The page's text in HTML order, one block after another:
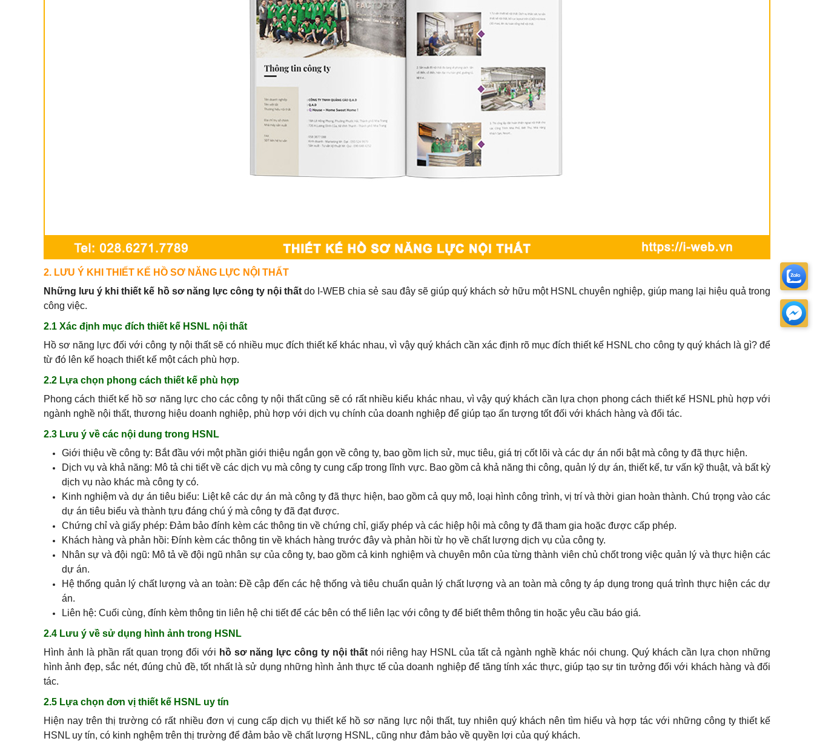
2. LƯU Ý KHI THIẾT KẾ HỒ SƠ NĂNG LỰC NỘI THẤT
Những lưu ý khi thiết kế hồ sơ năng lực công ty nội thất do I-WEB chia sẻ sau đây sẽ giúp quý khách sở hữu một HSNL chuyên nghiệp, giúp mang lại hiệu quả trong
công việc.
2.1 Xác định mục đích thiết kế HSNL nội thất
Hồ sơ năng lực đối với công ty nội thất sẽ có nhiều mục đích thiết kế khác nhau, vì vậy quý khách cần xác định rõ mục đích thiết kế HSNL cho công ty quý khách là gì? để
từ đó lên kế hoạch thiết kế một cách phù hợp.
2.2 Lựa chọn phong cách thiết kế phù hợp
Phong cách thiết kế hồ sơ năng lực cho các công ty nội thất cũng sẽ có rất nhiều kiểu khác nhau, vì vậy quý khách cần lựa chọn phong cách thiết kế HSNL phù hợp với
ngành nghề nội thất, thương hiệu doanh nghiệp, phù hợp với dịch vụ chính của doanh nghiệp để giúp tạo ấn tượng tốt đối với khách hàng và đối tác.
2.3 Lưu ý về các nội dung trong HSNL
Giới thiệu về công ty: Bắt đầu với một phần giới thiệu ngắn gọn về công ty, bao gồm lịch sử, mục tiêu, giá trị cốt lõi và các dự án nổi bật mà công ty đã thực hiện.
Dịch vụ và khả năng: Mô tả chi tiết về các dịch vụ mà công ty cung cấp trong lĩnh vực. Bao gồm cả khả năng thi công, quản lý dự án, thiết kế, tư vấn kỹ thuật, và bất kỳ
dịch vụ nào khác mà công ty có.
Kinh nghiệm và dự án tiêu biểu: Liệt kê các dự án mà công ty đã thực hiện, bao gồm cả quy mô, loại hình công trình, vị trí và thời gian hoàn thành. Chú trọng vào các
dự án tiêu biểu và thành tựu đáng chú ý mà công ty đã đạt được.
Chứng chỉ và giấy phép: Đảm bảo đính kèm các thông tin về chứng chỉ, giấy phép và các hiệp hội mà công ty đã tham gia hoặc được cấp phép.
Khách hàng và phản hồi: Đính kèm các thông tin về khách hàng trước đây và phản hồi từ họ về chất lượng dịch vụ của công ty.
Nhân sự và đội ngũ: Mô tả về đội ngũ nhân sự của công ty, bao gồm cả kinh nghiệm và chuyên môn của từng thành viên chủ chốt trong việc quản lý và thực hiện các
dự án.
Hệ thống quản lý chất lượng và an toàn: Đề cập đến các hệ thống và tiêu chuẩn quản lý chất lượng và an toàn mà công ty áp dụng trong quá trình thực hiện các dự
án.
Liên hệ: Cuối cùng, đính kèm thông tin liên hệ chi tiết để các bên có thể liên lạc với công ty để biết thêm thông tin hoặc yêu cầu báo giá.
2.4 Lưu ý về sử dụng hình ảnh trong HSNL
Hình ảnh là phần rất quan trọng đối với hồ sơ năng lực công ty nội thấtnói riêng hay HSNL của tất cả ngành nghề khác nói chung. Quý khách cần lựa chọn những
hình ảnh đẹp, sắc nét, đúng chủ đề, tốt nhất là sử dụng những hình ảnh thực tế của doanh nghiệp để tăng tính xác thực, giúp tạo sự tin tưởng đối với khách hàng và đối
tác.
2.5 Lựa chọn đơn vị thiết kế HSNL uy tín
Hiện nay trên thị trường có rất nhiều đơn vị cung cấp dịch vụ thiết kế hồ sơ năng lực nội thất, tuy nhiên quý khách nên tìm hiểu và hợp tác với những công ty thiết kế
HSNL uy tín, có kinh nghệm trên thị trường để đảm bảo về chất lượng HSNL, cũng như đảm bảo về quyền lợi của quý khách.